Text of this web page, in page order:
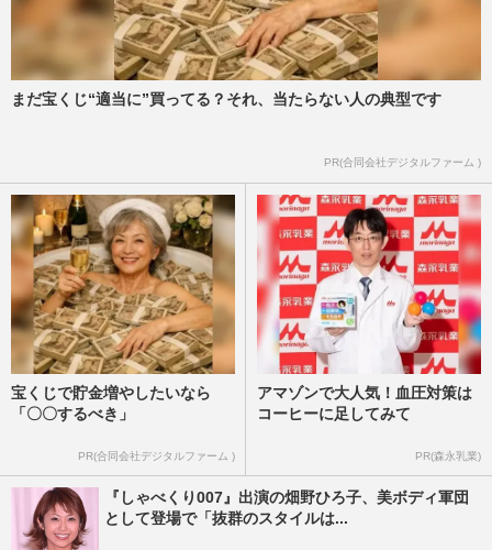
まだ宝くじ“適当に”買ってる？それ、当たらない人の典型です
PR(合同会社デジタルファーム )
宝くじで貯金増やしたいなら
「〇〇するべき」
PR(合同会社デジタルファーム )
アマゾンで大人気！血圧対策は
コーヒーに足してみて
PR(森永乳業)
『しゃべくり007』出演の畑野ひろ子、美ボディ軍団
として登場で「抜群のスタイルは...